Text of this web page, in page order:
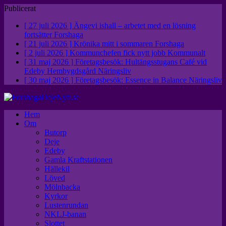
Publicerat
[ 27 juli 2026 ] Ängevi ishall – arbetet med en lösning
fortsätter Forshaga
[ 21 juli 2026 ] Krönika mitt i sommaren Forshaga
[ 2 juli 2026 ] Kommunchefen fick nytt jobb Kommunalt
[ 31 maj 2026 ] Företagsbesök: Hultängsstugans Café vid
Edeby Hembygdsgård Näringsliv
[ 30 maj 2026 ] Företagsbesök: Essence in Balance Näringsliv
Hem
Om
Butorp
Deje
Edeby
Gamla Kraftstationen
Hällekil
Löved
Mölnbacka
Kyrkor
Lustenrundan
NKLJ-banan
Slottet